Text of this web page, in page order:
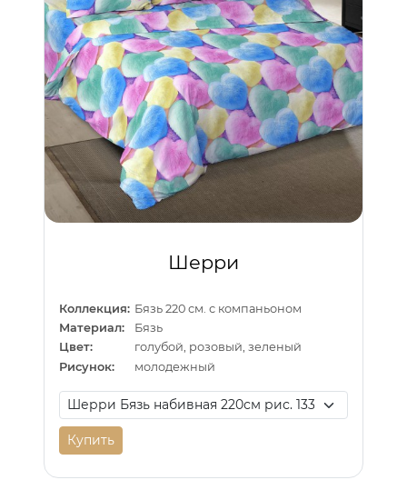
Шерри
Коллекция: Бязь 220 см. с компаньоном
Материал:
Бязь
Цвет:
голубой, розовый, зеленый
Рисунок:
молодежный
Купить